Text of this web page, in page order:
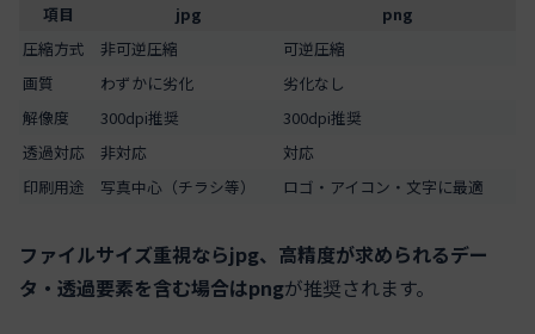
項目 jpg
png
圧縮方式
非可逆圧縮
可逆圧縮
画質
わずかに劣化
劣化なし
解像度
300dpi推奨
300dpi推奨
透過対応
非対応
対応
印刷用途
写真中心（チラシ等） ロゴ・アイコン・文字に最適
ファイルサイズ重視ならjpg、高精度が求められるデー
タ・透過要素を含む場合はpngが推奨されます。